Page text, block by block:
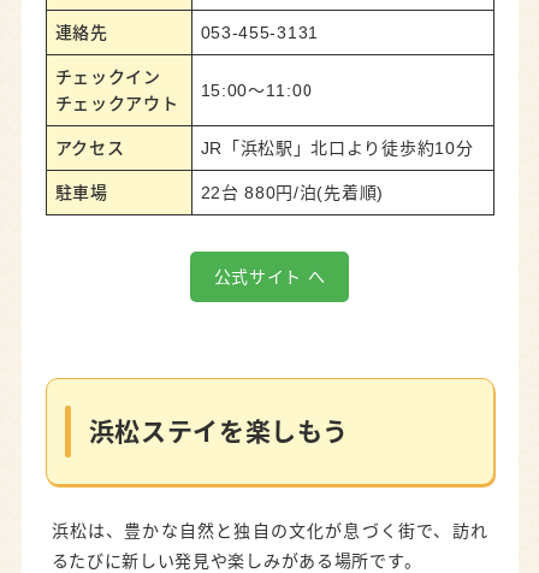
連絡先 053-455-3131
チェックイン
チェックアウト
15:00～11:00
アクセス JR「浜松駅」北口より徒歩約10分
駐車場 22台 880円/泊(先着順)
公式サイト へ
浜松ステイを楽しもう
浜松は、豊かな自然と独自の文化が息づく街で、訪れ
るたびに新しい発見や楽しみがある場所です。